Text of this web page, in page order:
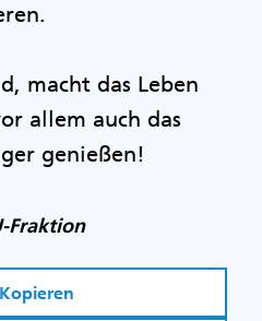
macht das Leben
allem auch das
genießen!
Fraktion